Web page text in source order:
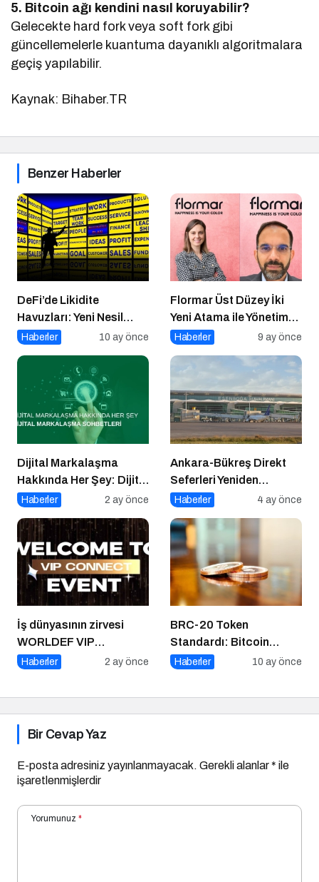
5. Bitcoin ağı kendini nasıl koruyabilir?
Gelecekte hard fork veya soft fork gibi
güncellemelerle kuantuma dayanıklı algoritmalara
geçiş yapılabilir.
Kaynak: Bihaber.TR
Benzer Haberler
DeFi’de Likidite
Havuzları: Yeni Nesil
Finansın Kalbi
Haberler 10 ay önce
Flormar Üst Düzey İki
Yeni Atama ile Yönetim
Kadrosunu
Haberler 9 ay önce
Dijital Markalaşma
Hakkında Her Şey: Dijital
Markalaşma Sohbetleri
Haberler 2 ay önce
Ankara-Bükreş Direkt
Seferleri Yeniden
Başladı!
Haberler 4 ay önce
İş dünyasının zirvesi
WORLDEF VIP
Connect’te buluştu
Haberler 2 ay önce
BRC-20 Token
Standardı: Bitcoin
Üzerindeki Deneysel
Haberler 10 ay önce
Bir Cevap Yaz
E-posta adresiniz yayınlanmayacak. Gerekli alanlar* ile
işaretlenmişlerdir
Yorumunuz *